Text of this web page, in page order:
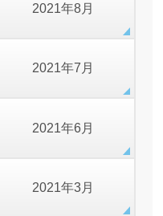
2021年8月
2021年7月
2021年6月
2021年3月